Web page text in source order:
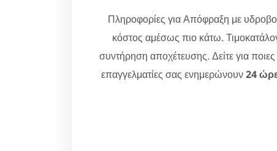
Πληροφορίες για Απόφραξη με
κόστος αμέσως πιο κάτω.
συντήρηση αποχέτευσης. Δείτε για
επαγγελματίες σας ενημερώνουν24